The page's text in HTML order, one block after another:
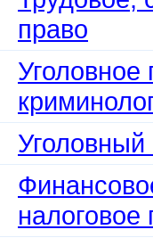
право
Уголовное
Уголовный
налоговое